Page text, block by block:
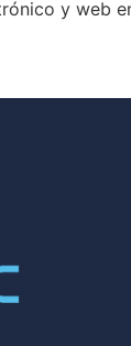
y web